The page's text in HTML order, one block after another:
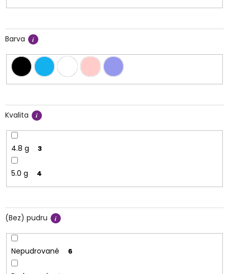
Barva
Kvalita
4.8 g 3
5.0 g 4
(Bez) pudru
Nepudrované 6